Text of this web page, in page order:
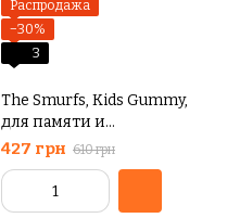
Распродажа
−30%
3
The Smurfs, Kids Gummy,
для памяти и
концентрации, от 4 лет,
смурфики, 30
жевательных таблеток
427 грн 610 грн